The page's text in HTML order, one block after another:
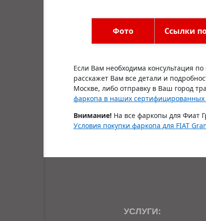
Фото Ссылки
Если Вам необходима консультация
расскажет Вам все детали и
Москве, либо отправку в Ваш город
фаркопа в наших сертифицированных
Внимание! На все фаркопы для Фиат
Условия покупки фаркопа для FIAT
УСЛУГИ: